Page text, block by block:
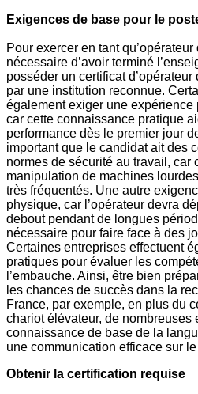
Exigences de base pour le
Pour exercer en tant
nécessaire d’avoir terminé
posséder un certificat
par une institution reconnue.
également exiger une
car cette connaissance pratique
performance dès le premier jour
important que le candidat ait des
normes de sécurité au travail, car
manipulation de machines
très fréquentés. Une autre
physique, car l’opérateur devra
debout pendant de longues
nécessaire pour faire face à des
Certaines entreprises effectuent
pratiques pour évaluer les
l’embauche. Ainsi, être bien
les chances de succès dans la
France, par exemple, en plus du
chariot élévateur, de nombreuses
connaissance de base de la
une communication efficace sur
Obtenir la certification requise